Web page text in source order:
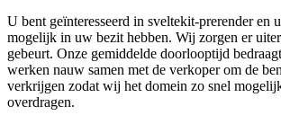
U bent geïnteresseerd in sveltekit-prerender en
mogelijk in uw bezit hebben. Wij zorgen er
gebeurt. Onze gemiddelde doorlooptijd
werken nauw samen met de verkoper om de
verkrijgen zodat wij het domein zo snel
overdragen.